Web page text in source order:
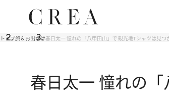
トップ旅＆お出かけ春日太一 憧れの「八甲田山」で 観光地Tシャツは見つ
春日太一 憧れの